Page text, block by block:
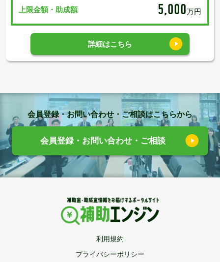
上限金額・助成額 5,000万円
詳細はこちら
会員登録・お問い合わせ・ご相談はこちらから
会員登録・お問い合わせ・ご相談
利用規約
プライバシーポリシー